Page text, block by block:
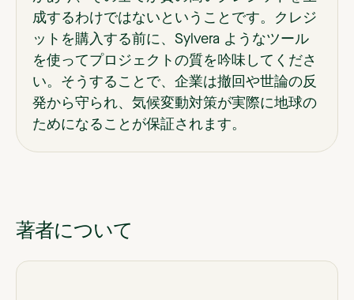
成するわけではないということです。クレジ
ットを購入する前に、Sylvera ようなツール
を使ってプロジェクトの質を吟味してくださ
い。そうすることで、企業は撤回や世論の反
発から守られ、気候変動対策が実際に地球の
ためになることが保証されます。
著者について